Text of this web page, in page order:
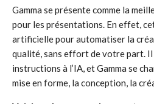
Gamma se présente comme la
pour les présentations. En effet,
artificielle pour automatiser la
qualité, sans effort de votre part.
instructions à l’IA, et Gamma se
mise en forme, la conception, la